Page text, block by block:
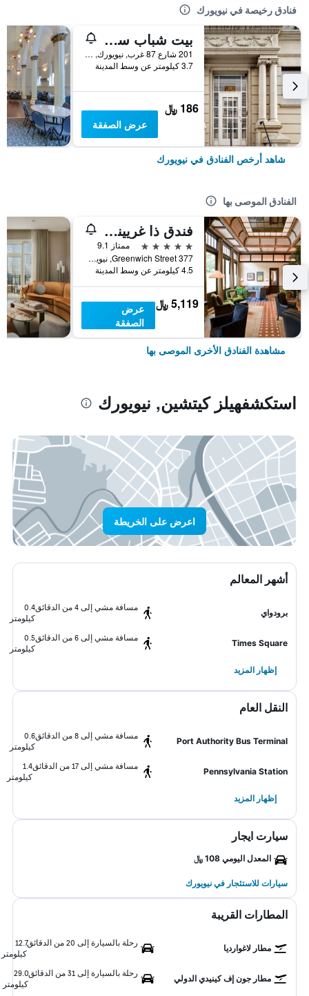
فنادق رخيصة في نيويورك
بيت شباب سنترال بارك ويست
201 شارع 87 غرب, نيويورك, NY, الولايات المتحدة الأميريكية
3.7 كيلومتر عن وسط المدينة
186 ﷼
عرض الصفقة
شاهد أرخص الفنادق في نيويورك
الفنادق الموصى بها
فندق ذا غريينيتش
5 نجوم
ممتاز 9.1
377 Greenwich Street, نيويورك, NY, الولايات المتحدة الأميريكية
4.5 كيلومتر عن وسط المدينة
5,119 ﷼
عرض
الصفقة
مشاهدة الفنادق الأخرى الموصى بها
استكشفهيلز كيتشين, نيويورك
اعرض على الخريطة
أشهر المعالم
برودواي
مسافة مشي إلى 4 من الدقائق
0.4
كيلومتر
Times Square
مسافة مشي إلى 6 من الدقائق
0.5
كيلومتر
إظهار المزيد
النقل العام
Port Authority Bus Terminal
مسافة مشي إلى 8 من الدقائق
0.6
كيلومتر
Pennsylvania Station
مسافة مشي إلى 17 من الدقائق
1.4
كيلومتر
إظهار المزيد
سيارت ايجار
المعدل اليومي 108 ﷼
سيارات للاستئجار في نيويورك
المطارات القريبة
مطار لاغوارديا
رحلة بالسيارة إلى 20 من الدقائق
12.7
كيلومتر
مطار جون إف كينيدي الدولي
رحلة بالسيارة إلى 31 من الدقائق
29.0
كيلومتر